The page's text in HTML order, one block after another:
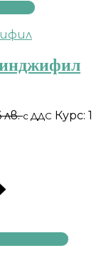
лв.с ДДС Курс: 1